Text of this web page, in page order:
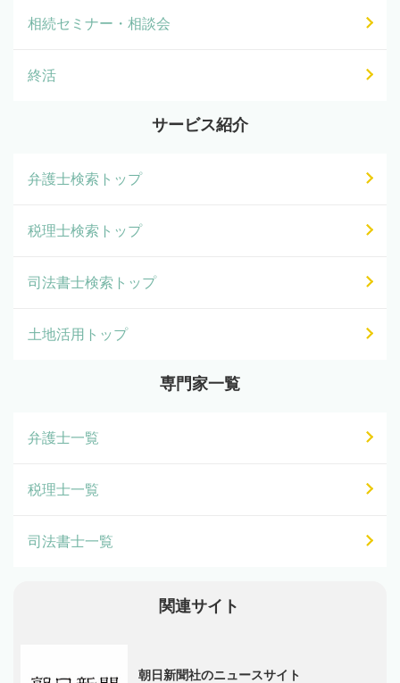
相続セミナー・相談会
終活
サービス紹介
弁護士検索トップ
税理士検索トップ
司法書士検索トップ
土地活用トップ
専門家一覧
弁護士一覧
税理士一覧
司法書士一覧
関連サイト
朝日新聞社のニュースサイト